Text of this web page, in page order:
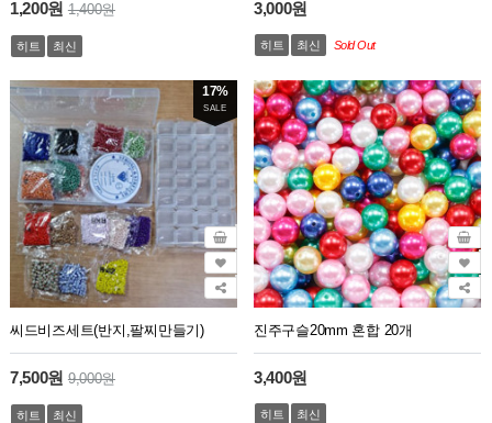
1,200원 1,400원
히트 최신
3,000원
히트 최신 Sold Out
17%
SALE
씨드비즈세트(반지,팔찌만들기)
7,500원 9,000원
히트 최신
진주구슬20mm 혼합 20개
3,400원
히트 최신